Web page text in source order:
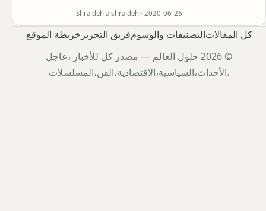
Shraideh alshraideh · 2020-06-26
كل المقالاتالتصنيفات والوسومفريق التحرير خريطة الموقع
© 2026 حلول العالم — مصدر كل للأخبار ،عاجل
،الأحداث،السياسية،الاقتصادية،الفن،المسلسلات